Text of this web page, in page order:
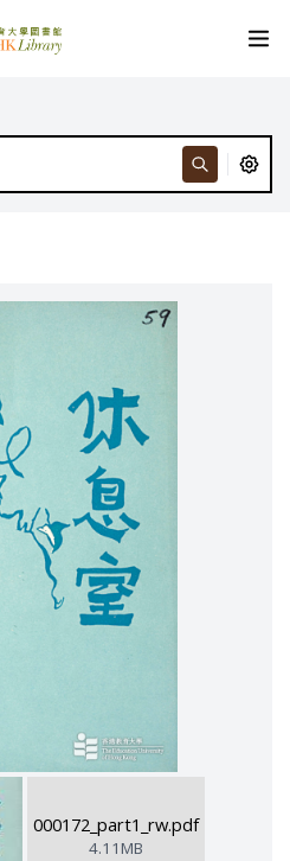
000172_part1_rw.pdf
4.11MB